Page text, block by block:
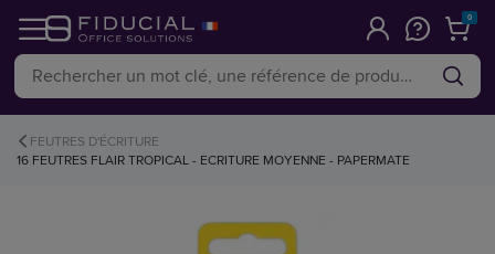
0
FEUTRES D'ÉCRITURE
16 FEUTRES FLAIR TROPICAL - ECRITURE MOYENNE - PAPERMATE